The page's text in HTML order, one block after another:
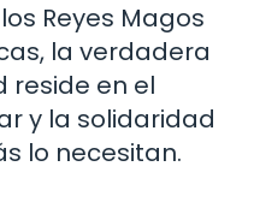
Reyes Magos
la verdadera
reside en el
y la solidaridad
lo necesitan.